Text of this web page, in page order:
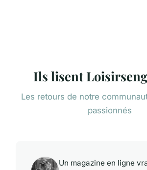
Ils lisent
Les retours de notre
passionnés
Un magazine en ligne